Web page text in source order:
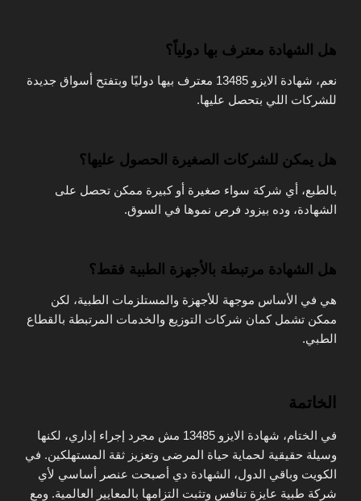
هل الشهادة معترف بها دولياً؟
نعم، شهادة الايزو 13485 معترف بيها دوليًا وبتفتح أسواق جديدة
للشركات اللي بتحصل عليها.
هل يمكن للشركات الصغيرة الحصول عليها؟
بالطبع، أي شركة سواء صغيرة أو كبيرة ممكن تحصل على
الشهادة، وده بيزود فرص نموها في السوق.
هل الشهادة مرتبطة بالأجهزة الطبية فقط؟
هي في الأساس موجهة للأجهزة والمستلزمات الطبية، لكن
ممكن تشمل كمان شركات التوزيع والخدمات المرتبطة بالقطاع
الطبي.
الخاتمة
في الختام، شهادة الايزو 13485 مش مجرد إجراء إداري، لكنها
وسيلة حقيقية لحماية حياة المرضى وتعزيز ثقة المستهلكين. في
الكويت وباقي الدول، الشهادة دي أصبحت عنصر أساسي لأي
شركة طبية عايزة تنافس وتثبت التزامها بالمعايير العالمية. ومع